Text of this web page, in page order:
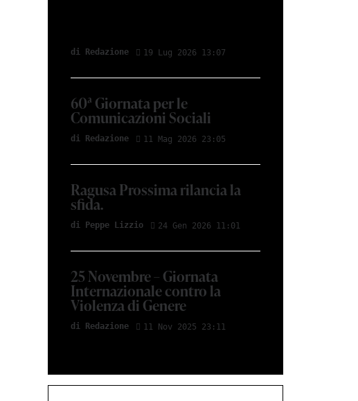
di Redazione 19 Lug 2026 13:07
60ª Giornata per le
Comunicazioni Sociali
di Redazione 11 Mag 2026 23:05
Ragusa Prossima rilancia la
sfida.
di Peppe Lizzio 24 Gen 2026 11:01
25 Novembre – Giornata
Internazionale contro la
Violenza di Genere
di Redazione 11 Nov 2025 23:11